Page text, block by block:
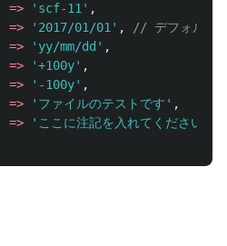
=> 'scf-11' ,
=> '2017/01/01' ,
// デフォルト
=> 'yy/mm/dd' ,
=> '+100y' ,
=> '-100y' ,
=> 'ファイルのテストです' ,
=> 'ここに注記を入れてください'